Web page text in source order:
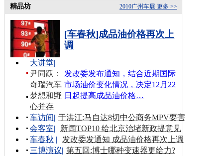
更多 >>
2010广州车展
精品坊
[车春秋]成品油价格再次上
调
发改委发布通知，结合近期国际
市场油价变化情况，决定12月22
日起提高成品油价格…
大讲堂|
尹同跃：
奇瑞汽车
梦想和野
心并存
车访间| 于洪江:马自达8切中公商务MPV要害
会客室|
新闻TOP10 给北京治堵新政提意见
车春秋 |
发改委发通知 成品油价格再次上调
三博演议| 第五回:博士哪种变速器更给力?